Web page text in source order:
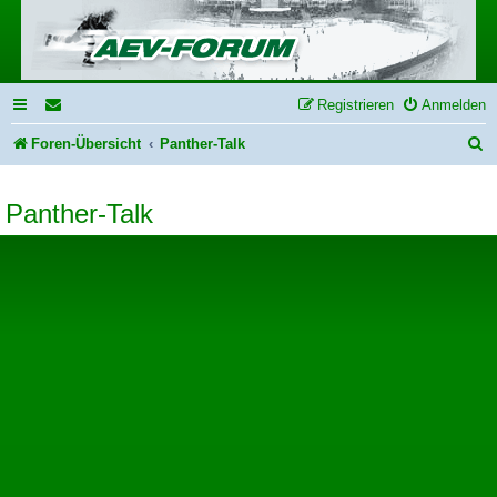
Anmelden
Registrieren
Foren-Übersicht Panther-Talk
h
Panther-Talk